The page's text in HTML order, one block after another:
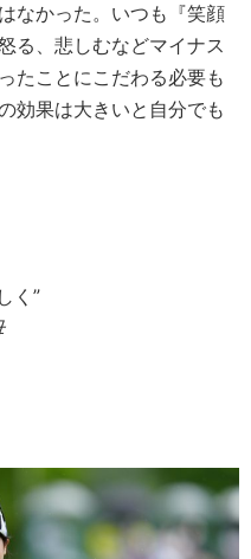
なかった。いつも『笑顔
る、悲しむなどマイナス
たことにこだわる必要も
効果は大きいと自分でも
く”